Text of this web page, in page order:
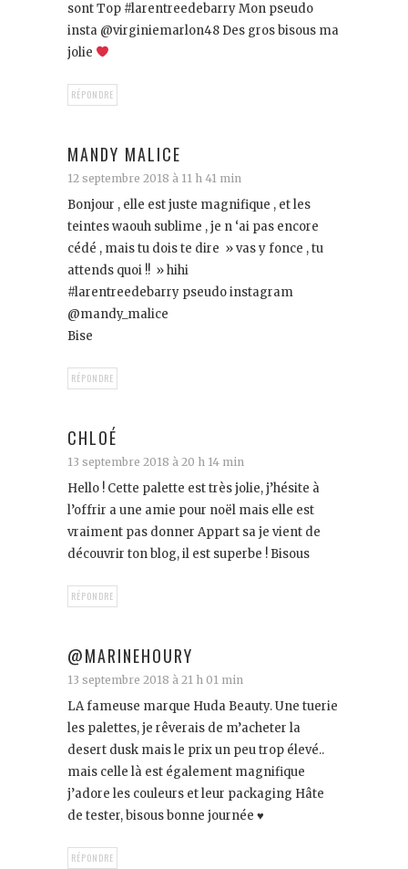
sont Top #larentreedebarry Mon pseudo
insta @virginiemarlon48 Des gros bisous ma
jolie
RÉPONDRE
MANDY MALICE
12 septembre 2018 à 11 h 41 min
Bonjour , elle est juste magnifique , et les
teintes waouh sublime , je n ‘ai pas encore
cédé , mais tu dois te dire » vas y fonce , tu
attends quoi !! » hihi
#larentreedebarry pseudo instagram
@mandy_malice
Bise
RÉPONDRE
CHLOÉ
13 septembre 2018 à 20 h 14 min
Hello ! Cette palette est très jolie, j’hésite à
l’offrir a une amie pour noël mais elle est
vraiment pas donner Appart sa je vient de
découvrir ton blog, il est superbe ! Bisous
RÉPONDRE
@MARINEHOURY
13 septembre 2018 à 21 h 01 min
LA fameuse marque Huda Beauty. Une tuerie
les palettes, je rêverais de m’acheter la
desert dusk mais le prix un peu trop élevé..
mais celle là est également magnifique
j’adore les couleurs et leur packaging Hâte
de tester, bisous bonne journée ♥️
RÉPONDRE